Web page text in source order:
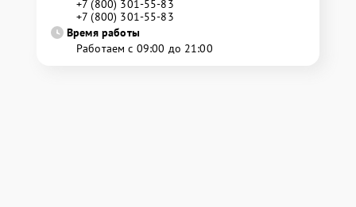
+7 (800) 301-55-83
+7 (800) 301-55-83
Время работы
Работаем с 09:00 до 21:00